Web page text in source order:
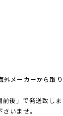
外メーカーから取
後」で発送致しま
いませ。